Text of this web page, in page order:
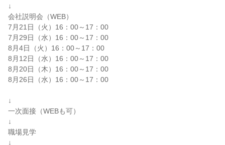
↓
会社説明会（WEB）
7月21日（火）16：00～17：00
7月29日（水）16：00～17：00
8月4日（火）16：00～17：00
8月12日（水）16：00～17：00
8月20日（木）16：00～17：00
8月26日（水）16：00～17：00
↓
一次面接（WEBも可）
↓
職場見学
↓